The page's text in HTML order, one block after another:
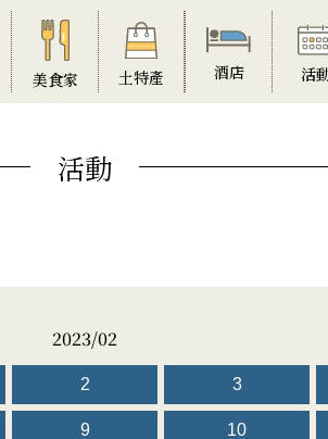
美食家 土特產 酒店 活
活動
2023/02
2 3
9 10